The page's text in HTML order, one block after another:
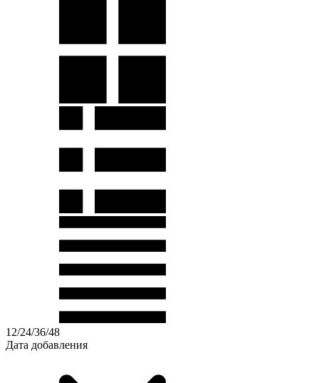
12/24/36/48
Дата добавления